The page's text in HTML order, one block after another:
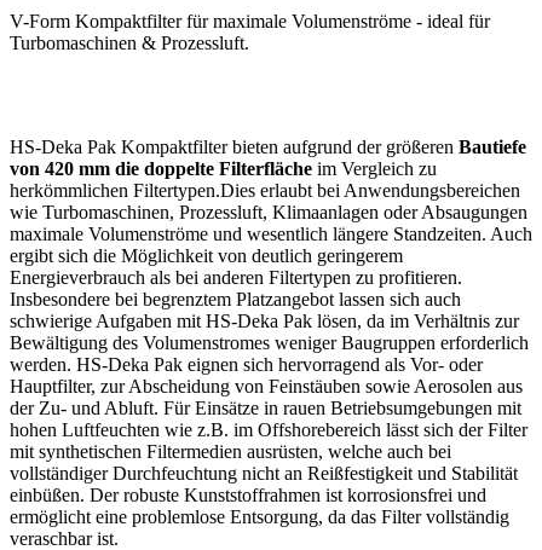
V-Form Kompaktfilter für maximale Volumenströme - ideal für
Turbomaschinen & Prozessluft.
HS-Deka Pak Kompaktfilter bieten aufgrund der größeren Bautiefe
von 420 mm die doppelte Filterfläche im Vergleich zu
herkömmlichen Filtertypen.Dies erlaubt bei Anwendungsbereichen
wie Turbomaschinen, Prozessluft, Klimaanlagen oder Absaugungen
maximale Volumenströme und wesentlich längere Standzeiten. Auch
ergibt sich die Möglichkeit von deutlich geringerem
Energieverbrauch als bei anderen Filtertypen zu profitieren.
Insbesondere bei begrenztem Platzangebot lassen sich auch
schwierige Aufgaben mit HS-Deka Pak lösen, da im Verhältnis zur
Bewältigung des Volumenstromes weniger Baugruppen erforderlich
werden. HS-Deka Pak eignen sich hervorragend als Vor- oder
Hauptfilter, zur Abscheidung von Feinstäuben sowie Aerosolen aus
der Zu- und Abluft. Für Einsätze in rauen Betriebsumgebungen mit
hohen Luftfeuchten wie z.B. im Offshorebereich lässt sich der Filter
mit synthetischen Filtermedien ausrüsten, welche auch bei
vollständiger Durchfeuchtung nicht an Reißfestigkeit und Stabilität
einbüßen. Der robuste Kunststoffrahmen ist korrosionsfrei und
ermöglicht eine problemlose Entsorgung, da das Filter vollständig
veraschbar ist.